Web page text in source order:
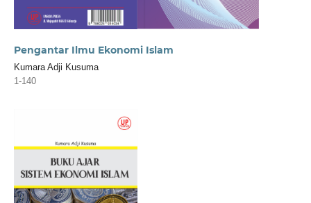
Pengantar Ilmu Ekonomi Islam
Kumara Adji Kusuma
1-140